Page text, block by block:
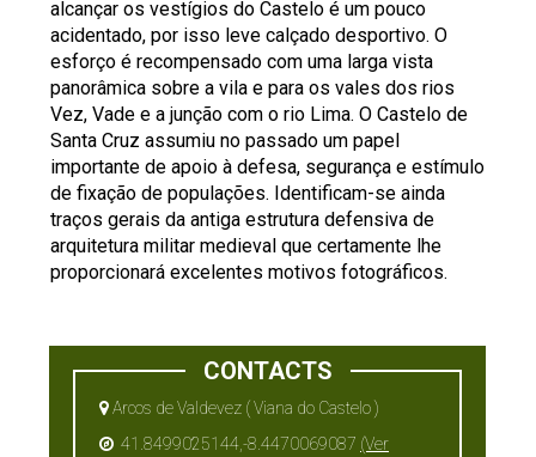
alcançar os vestígios do Castelo é um pouco
acidentado, por isso leve calçado desportivo. O
esforço é recompensado com uma larga vista
panorâmica sobre a vila e para os vales dos rios
Vez, Vade e a junção com o rio Lima. O Castelo de
Santa Cruz assumiu no passado um papel
importante de apoio à defesa, segurança e estímulo
de fixação de populações. Identificam-se ainda
traços gerais da antiga estrutura defensiva de
arquitetura militar medieval que certamente lhe
proporcionará excelentes motivos fotográficos.
CONTACTS
Arcos de Valdevez ( Viana do Castelo )
41.8499025144,-8.4470069087 (Ver